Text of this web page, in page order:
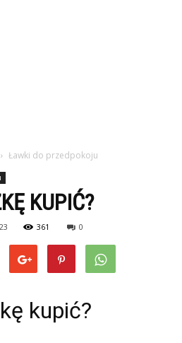
Ławki do przedpokoju
KUPIĆ?
361 0
kupić?